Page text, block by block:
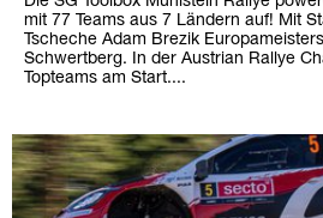
mit 77 Teams aus 7 Ländern auf! Mit
Tscheche Adam Brezik
Schwertberg. In der Austrian Rallye
Topteams am Start....